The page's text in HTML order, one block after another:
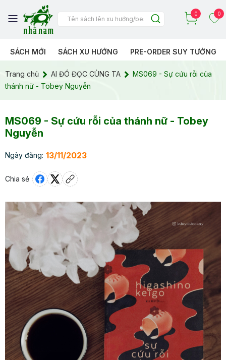
0 0
SÁCH MỚI SÁCH XU HƯỚNG PRE-ORDER SUY TƯỞNG
Trang chủ AI ĐÓ ĐỌC CÙNG TA
MS069 - Sự cứu rỗi của
thánh nữ - Tobey Nguyễn
MS069 - Sự cứu rỗi của thánh nữ - Tobey
Nguyễn
Ngày đăng: 13/11/2023
Chia sẻ